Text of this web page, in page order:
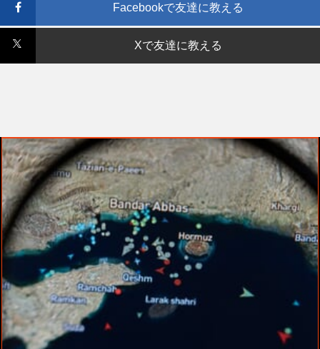
Facebookで友達に教える
Xで友達に教える